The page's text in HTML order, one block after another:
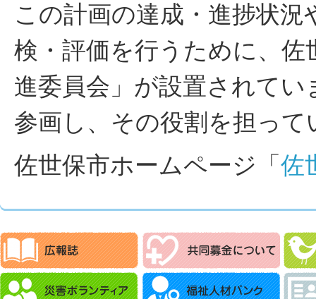
この計画の達成・進捗状
検・評価を行うために、
進委員会」が設置されて
参画し、その役割を担って
佐世保市ホームページ「 佐